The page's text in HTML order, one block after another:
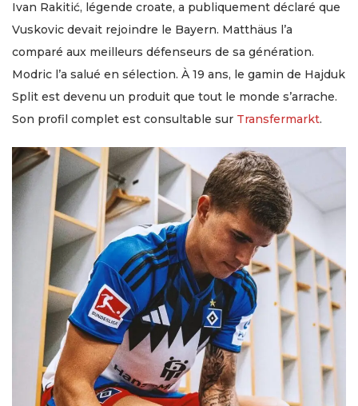
Ivan Rakitić, légende croate, a publiquement déclaré que
Vuskovic devait rejoindre le Bayern. Matthäus l’a
comparé aux meilleurs défenseurs de sa génération.
Modric l’a salué en sélection. À 19 ans, le gamin de Hajduk
Split est devenu un produit que tout le monde s’arrache.
Son profil complet est consultable sur Transfermarkt.